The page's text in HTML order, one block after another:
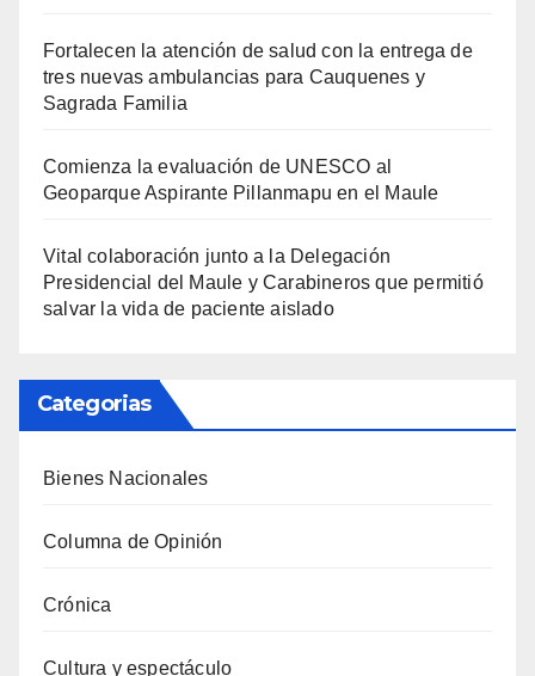
Fortalecen la atención de salud con la entrega de
tres nuevas ambulancias para Cauquenes y
Sagrada Familia
Comienza la evaluación de UNESCO al
Geoparque Aspirante Pillanmapu en el Maule
Vital colaboración junto a la Delegación
Presidencial del Maule y Carabineros que permitió
salvar la vida de paciente aislado
Categorias
Bienes Nacionales
Columna de Opinión
Crónica
Cultura y espectáculo